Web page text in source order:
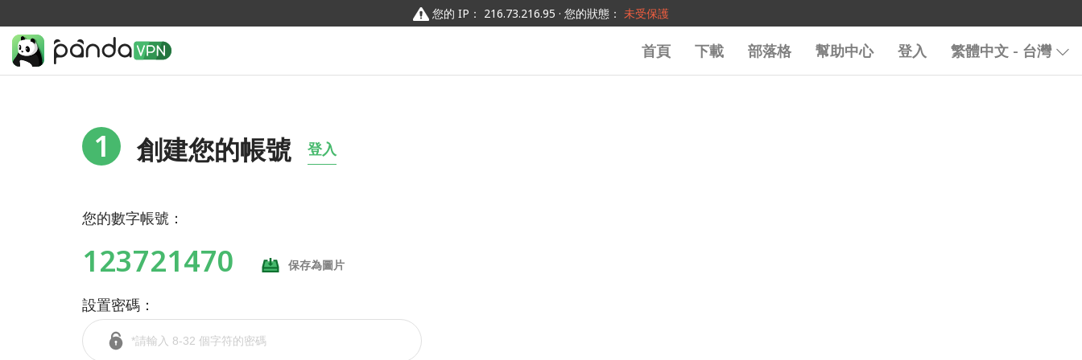
您的 IP： 216.73.216.95 · 您的狀態： 未受保護
首頁 下載 部落格 幫助中心 登入 繁體中文 - 台灣
1 創建您的帳號 登入
您的數字帳號：
123721470 保存為圖片
設置密碼：